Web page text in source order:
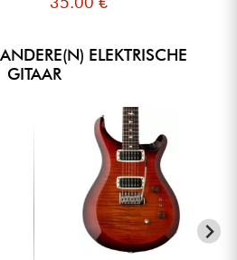
ELEKTRISCHE
GITAAR